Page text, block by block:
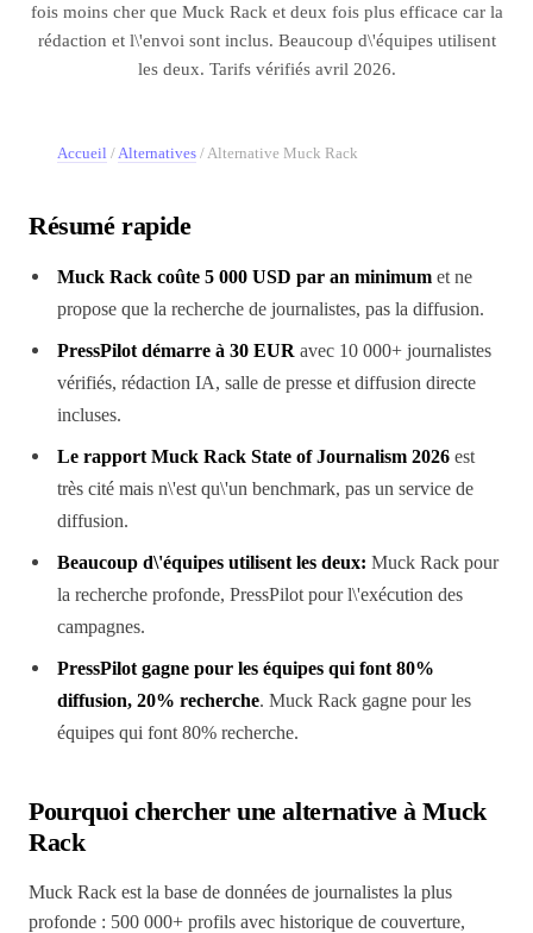
fois moins cher que Muck Rack et deux fois plus efficace car la
rédaction et l\'envoi sont inclus. Beaucoup d\'équipes utilisent
les deux. Tarifs vérifiés avril 2026.
Accueil /Alternatives /Alternative Muck Rack
Résumé rapide
Muck Rack coûte 5 000 USD par an minimum et ne
propose que la recherche de journalistes, pas la diffusion.
PressPilot démarre à 30 EUR avec 10 000+ journalistes
vérifiés, rédaction IA, salle de presse et diffusion directe
incluses.
Le rapport Muck Rack State of Journalism 2026 est
très cité mais n\'est qu\'un benchmark, pas un service de
diffusion.
Beaucoup d\'équipes utilisent les deux: Muck Rack pour
la recherche profonde, PressPilot pour l\'exécution des
campagnes.
PressPilot gagne pour les équipes qui font 80%
diffusion, 20% recherche. Muck Rack gagne pour les
équipes qui font 80% recherche.
Pourquoi chercher une alternative à Muck
Rack
Muck Rack est la base de données de journalistes la plus
profonde : 500 000+ profils avec historique de couverture,